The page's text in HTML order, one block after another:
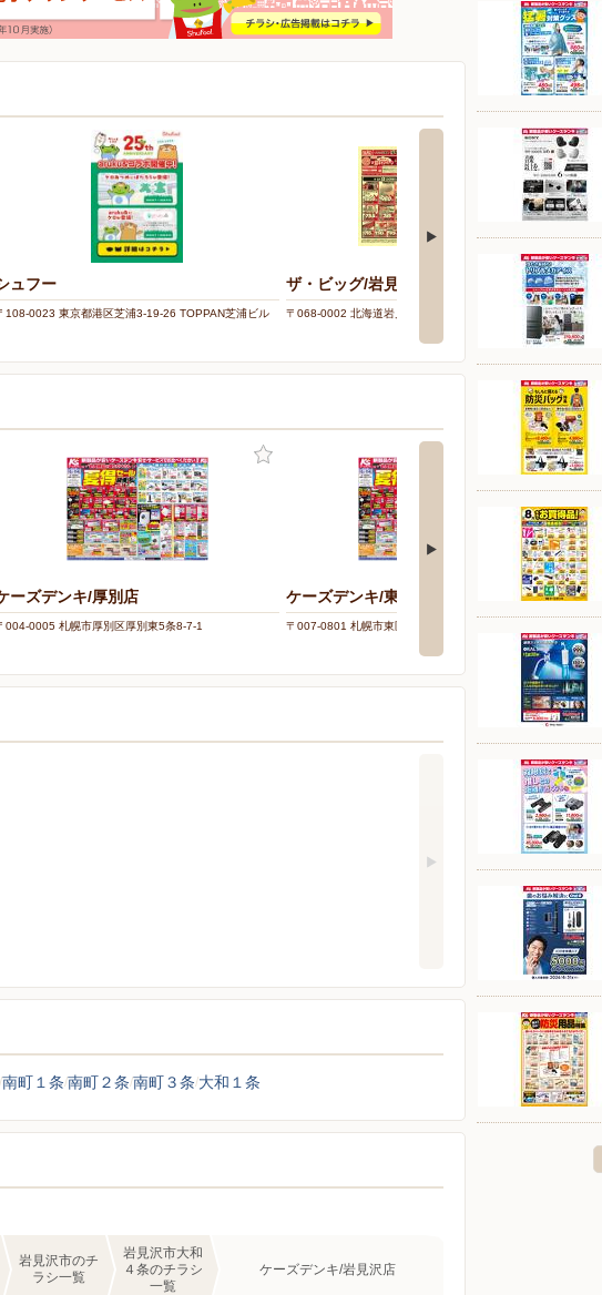
ュフー
108-0023 東京都港区芝浦3-19-26 TOPPAN芝浦ビル
ザ・ビッグ/岩見沢店
〒068-0002 北海道岩見沢市二条東12-3-1
シ
〒
ーズデンキ/厚別店
004-0005 札幌市厚別区厚別東5条8-7-1
ケーズデンキ/東苗穂店
〒007-0801 札幌市東区東苗穂1条3-1-15
ケ
〒
南町１条 南町２条 南町３条 大和１条
岩見沢市のチ
ラシ一覧
岩見沢市大和
４条のチラシ
一覧
ケーズデンキ/岩見沢店